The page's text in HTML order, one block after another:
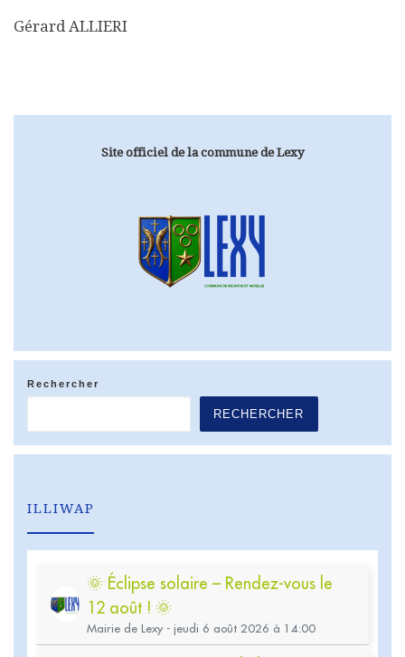
Gérard ALLIERI
Site officiel de la commune de Lexy
Rechercher
RECHERCHER
ILLIWAP